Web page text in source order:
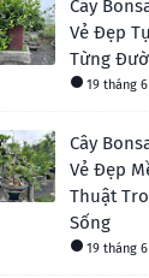
Cây
Vẻ Đẹp
Từng
19 tháng 6
Cây
Vẻ Đẹp
Thuật
Sống
19 tháng 6